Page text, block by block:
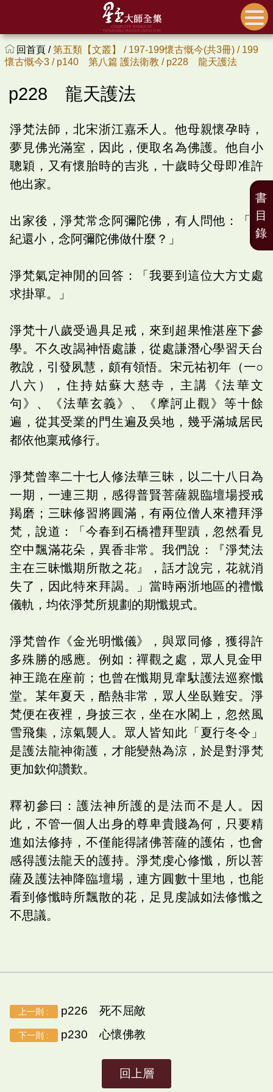
回首頁 /第五類【文叢】 / 197-199懷古慨今(共3冊) / 199
懷古慨今3 / p140 第八篇 護法衛教 / p228 龍天護法
p228 龍天護法
淨梵法師，北宋浙江嘉禾人。他母親懷孕時，
夢見佛光滿室，因此，便取名為佛護。他自小
聰穎，又有懷胎時的吉兆，十歲時父母即准許
他出家。
出家後，淨梵常念阿彌陀佛，有人問他：「年
紀還小，念阿彌陀佛做什麼？」
淨梵氣定神閒的回答：「我要到這位大方丈處
求掛單。」
淨梵十八歲受過具足戒，來到超果惟湛座下參
學。不久改謁神悟處謙，從處謙潛心學習天台
教說，引發夙慧，頗有領悟。宋元祐初年（一○
八六），住持姑蘇大慈寺，主講《法華文
句》、《法華玄義》、《摩訶止觀》等十餘
遍，從其受業的門生遍及吳地，幾乎滿城居民
都依他稟戒修行。
淨梵曾率二十七人修法華三昧，以二十八日為
一期，一連三期，感得普賢菩薩親臨壇場授戒
羯磨；三昧修習將圓滿，有兩位僧人來禮拜淨
梵，說道：「今春到石橋禮拜聖蹟，忽然看見
空中飄滿花朵，異香非常。我們說：『淨梵法
主在三昧懺期所散之花』，話才說完，花就消
失了，因此特來拜謁。」當時兩浙地區的禮懺
儀軌，均依淨梵所規劃的期懺規式。
淨梵曾作《金光明懺儀》，與眾同修，獲得許
多殊勝的感應。例如：禪觀之處，眾人見金甲
神王跪在座前；也曾在懺期見韋馱護法巡察懺
堂。某年夏天，酷熱非常，眾人坐臥難安。淨
梵便在夜裡，身披三衣，坐在水閣上，忽然風
雪飛集，涼氣襲人。眾人皆知此「夏行冬令」
是護法龍神衛護，才能變熱為涼，於是對淨梵
更加欽仰讚歎。
釋初參曰：護法神所護的是法而不是人。因
此，不管一個人出身的尊卑貴賤為何，只要精
進如法修持，不僅能得諸佛菩薩的護佑，也會
感得護法龍天的護持。淨梵虔心修懺，所以菩
薩及護法神降臨壇場，連方圓數十里地，也能
看到修懺時所飄散的花，足見虔誠如法修懺之
不思議。
上一則 : p226 死不屈敵
下一則 : p230 心懷佛教
回上層
書
目
錄